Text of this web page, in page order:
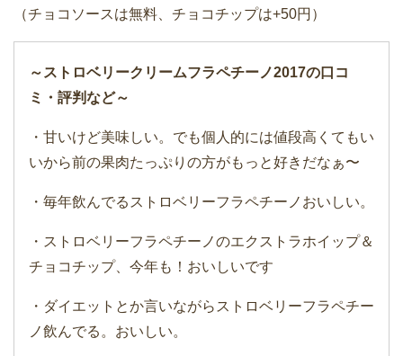
（チョコソースは無料、チョコチップは+50円）
～ストロベリークリームフラペチーノ2017の口コ
ミ・評判など～
・甘いけど美味しい。でも個人的には値段高くてもい
いから前の果肉たっぷりの方がもっと好きだなぁ〜
・毎年飲んでるストロベリーフラペチーノおいしい。
・ストロベリーフラペチーノのエクストラホイップ＆
チョコチップ、今年も！おいしいです
・ダイエットとか言いながらストロベリーフラペチー
ノ飲んでる。おいしい。